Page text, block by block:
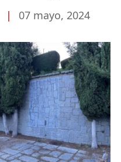
| 07 mayo, 2024